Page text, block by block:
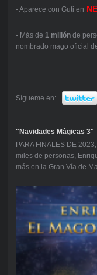
- Aparece con Guti en
- Más de 1 millónde
nombrado mago oficial
Sígueme en:
"Navidades Mágicas 3"
PARA FINALES DE
miles de personas,
más en la Gran Vía de